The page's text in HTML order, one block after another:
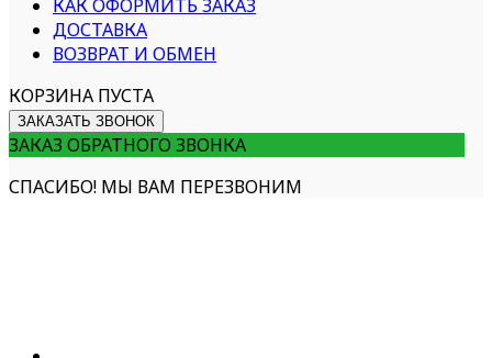
КАК ОФОРМИТЬ ЗАКАЗ
ДОСТАВКА
ВОЗВРАТ И ОБМЕН
КОРЗИНА ПУСТА
ЗАКАЗАТЬ ЗВОНОК
ЗАКАЗ ОБРАТНОГО ЗВОНКА
СПАСИБО! МЫ ВАМ ПЕРЕЗВОНИМ